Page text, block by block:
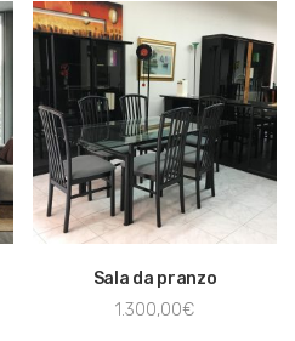
Sala da pranzo
1.300,00€